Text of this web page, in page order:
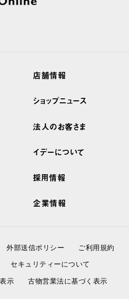
店舗情報
ショップニュース
法人のお客さま
イデーについて
採用情報
企業情報
外部送信ポリシー
ご利用規約
セキュリティーについて
示
古物営業法に基づく表示